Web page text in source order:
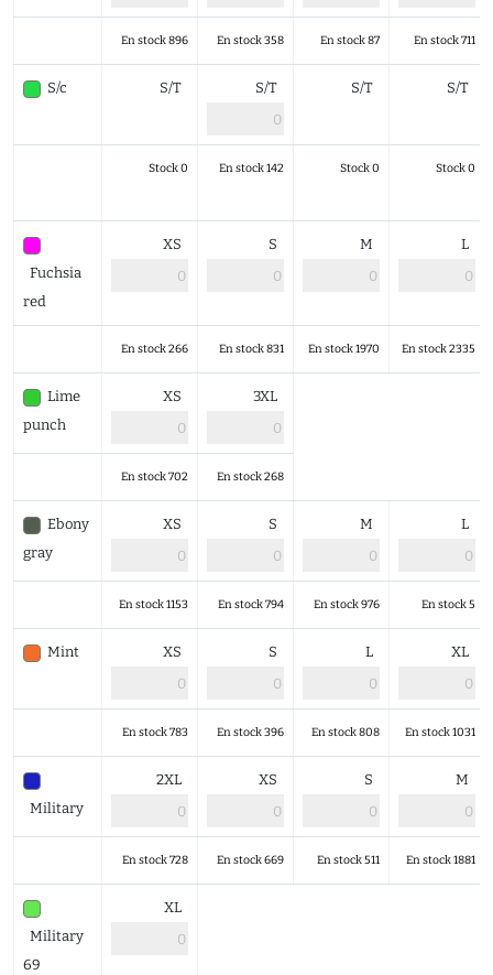
En stock 896 En stock 358 En stock 87 En stock 711
S/c S/T S/T S/T S/T
Stock 0 En stock 142 Stock 0 Stock 0
Fuchsia
red
XS S M L
En stock 266 En stock 831 En stock 1970 En stock 2335
Lime
punch
XS 3XL
En stock 702 En stock 268
Ebony
gray
XS S M L
En stock 1153 En stock 794 En stock 976 En stock 5
Mint XS S L XL
En stock 783 En stock 396 En stock 808 En stock 1031
Military
2XL XS S M
En stock 728 En stock 669 En stock 511 En stock 1881
Military
69
XL